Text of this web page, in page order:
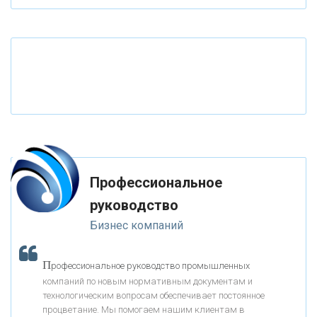
«ФК ОТКРЫТИЕ»
«ЗАПСИБКОМБАНК»
«РОСЕВРОБАНК»
«ПРЕСС-СЛУЖБА ВТБ24»
«АВТОГРАДБАНК»
Профессиональное
руководство
Бизнес компаний
Профессиональное руководство промышленных
компаний по новым нормативным документам и
технологическим вопросам обеспечивает постоянное
процветание. Мы помогаем нашим клиентам в